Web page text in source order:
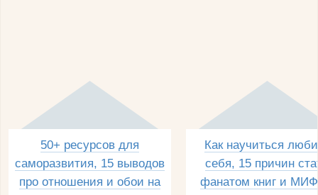
50+ ресурсов для
саморазвития, 15 выводов
про отношения и обои на
Как научиться
себя, 15 причин
фанатом книг и